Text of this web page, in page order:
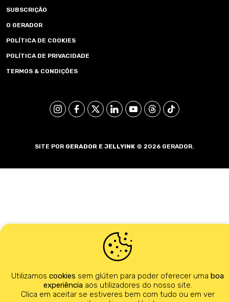
SUBSCRIÇÃO
O GERADOR
POLÍTICA DE COOKIES
POLÍTICA DE PRIVACIDADE
TERMOS & CONDIÇÕES
SITE POR GERADOR E JELLYINK © 2026 GERADOR.
Utilizamos cookies sem glúten para poder oferecer uma boa
experiênciaaos utilizadores do nosso site.
Clica em aceitar se estiveres bem com tudo ou em ver